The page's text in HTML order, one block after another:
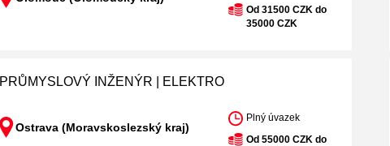
Od 31500 CZK do
35000 CZK
PRŮMYSLOVÝ INŽENÝR | ELEKTRO
Ostrava (Moravskoslezský kraj)
Plný úvazek
Od 55000 CZK do